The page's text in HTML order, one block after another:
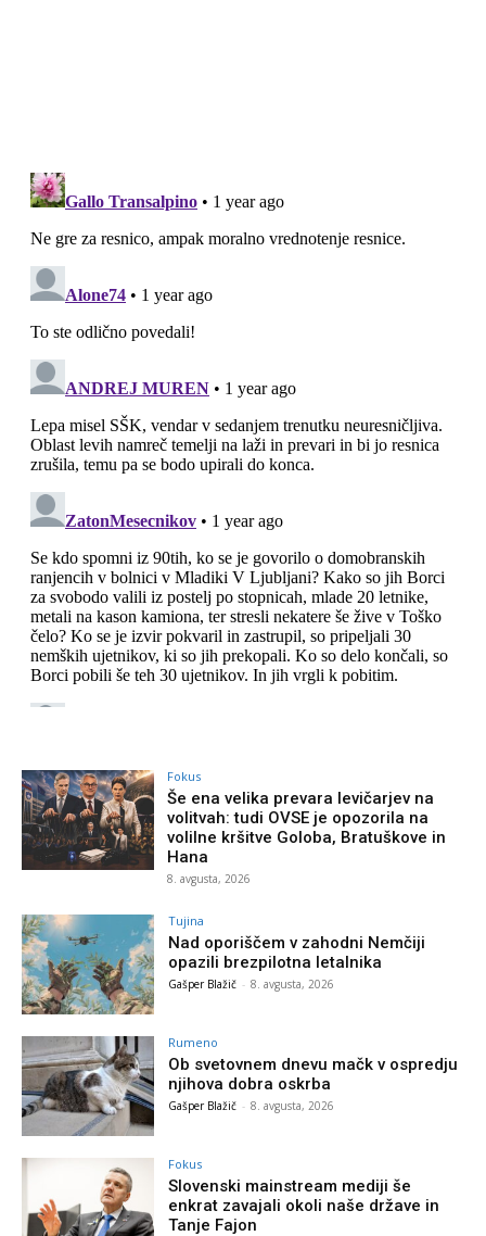
Fokus
Še ena velika prevara levičarjev na
volitvah: tudi OVSE je opozorila na
volilne kršitve Goloba, Bratuškove in
Hana
8. avgusta, 2026
Tujina
Nad oporiščem v zahodni Nemčiji
opazili brezpilotna letalnika
Gašper Blažič - 8. avgusta, 2026
Rumeno
Ob svetovnem dnevu mačk v ospredju
njihova dobra oskrba
Gašper Blažič - 8. avgusta, 2026
Fokus
Slovenski mainstream mediji še
enkrat zavajali okoli naše države in
Tanje Fajon